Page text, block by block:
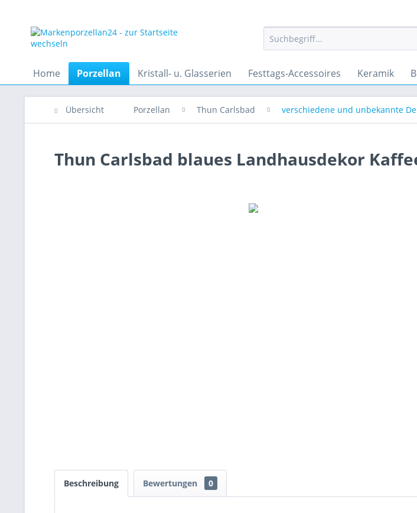
Home Porzellan Kristall- u. Glasserien Festtags-Accessoires Keramik
Übersicht Porzellan Thun Carlsbad verschiedene und unbekannte
Thun Carlsbad blaues Landhausdekor
Beschreibung Bewertungen 0